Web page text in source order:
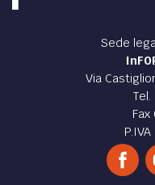
Il pensiero di un
giustizia in Italia.
Strage
giudice: nullità per
essenziali
Strage Mottarone